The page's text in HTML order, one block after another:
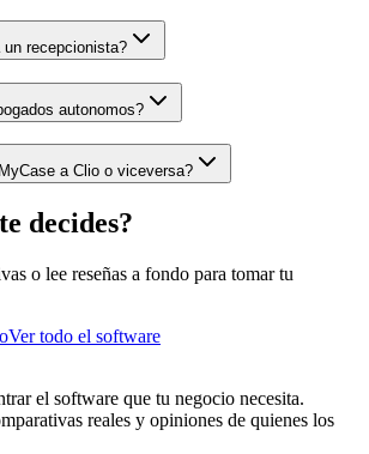
recepcionista?
autonomos?
a Clio o viceversa?
decides?
o lee reseñas a fondo para tomar tu
Ver todo el software
el software que tu negocio necesita.
reales y opiniones de quienes los